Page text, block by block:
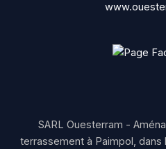
SARL Ouesterram -
terrassement à Paimpol,